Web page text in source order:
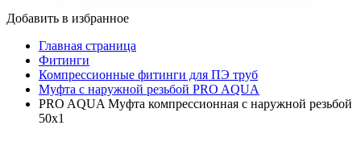
Добавить в избранное
Главная страница
Фитинги
Компрессионные фитинги для ПЭ труб
Муфта с наружной резьбой PRO AQUA
PRO AQUA Муфта компрессионная с наружной резьбой
50x1